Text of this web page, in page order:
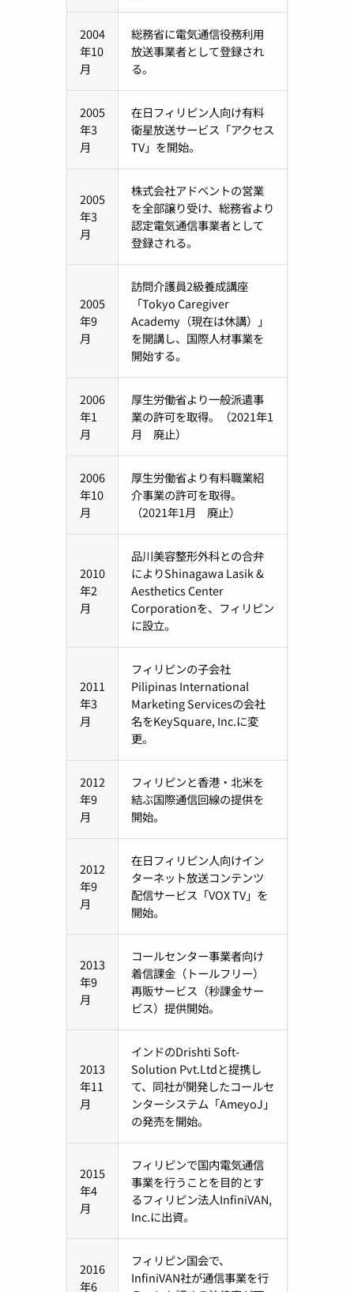
2004
年10
月
総務省に電気通信役務利用
放送事業者として登録され
る。
2005
年3
月
在日フィリピン人向け有料
衛星放送サービス「アクセス
TV」を開始。
2005
年3
月
株式会社アドベントの営業
を全部譲り受け、総務省より
認定電気通信事業者として
登録される。
2005
年9
月
訪問介護員2級養成講座
「Tokyo Caregiver
Academy（現在は休講）」
を開講し、国際人材事業を
開始する。
2006
年1
月
厚生労働省より一般派遣事
業の許可を取得。（2021年1
月 廃止）
2006
年10
月
厚生労働省より有料職業紹
介事業の許可を取得。
（2021年1月 廃止）
2010
年2
月
品川美容整形外科との合弁
によりShinagawa Lasik &
Aesthetics Center
Corporationを、フィリピン
に設立。
2011
年3
月
フィリピンの子会社
Pilipinas International
Marketing Servicesの会社
名をKeySquare, Inc.に変
更。
2012
年9
月
フィリピンと香港・北米を
結ぶ国際通信回線の提供を
開始。
2012
年9
月
在日フィリピン人向けイン
ターネット放送コンテンツ
配信サービス「VOX TV」を
開始。
2013
年9
月
コールセンター事業者向け
着信課金（トールフリー）
再販サービス（秒課金サー
ビス）提供開始。
2013
年11
月
インドのDrishti Soft-
Solution Pvt.Ltdと提携し
て、同社が開発したコールセ
ンターシステム「AmeyoJ」
の発売を開始。
2015
年4
月
フィリピンで国内電気通信
事業を行うことを目的とす
るフィリピン法人InfiniVAN,
Inc.に出資。
2016
年6
フィリピン国会で、
InfiniVAN社が通信事業を行